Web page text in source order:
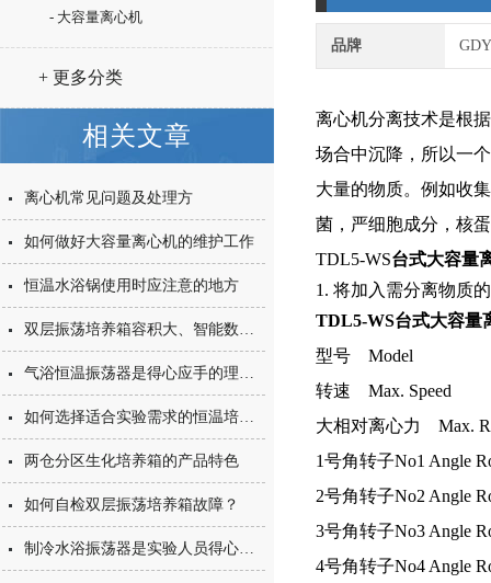
- 大容量离心机
+ 更多分类
相关文章
离心机常见问题及处理方
如何做好大容量离心机的维护工作
恒温水浴锅使用时应注意的地方
双层振荡培养箱容积大、智能数控温度与振荡
气浴恒温振荡器是得心应手的理想设备
如何选择适合实验需求的恒温培养箱
两仓分区生化培养箱的产品特色
如何自检双层振荡培养箱故障？
制冷水浴振荡器是实验人员得心应手的理想设备
品牌
离心机分离技术是根
场合中沉降，所以一
大量的物质。例如收
菌，严细胞成分，核
TDL5-WS台式大容量
1. 将加入需分离物质
TDL5-WS台式大容量
型号 Model
转速 Max. Speed
大相对离心力 Max.
1号角转子No1 Angle
2号角转子No2 Angle
3号角转子No3 Angle
4号角转子No4 Angle